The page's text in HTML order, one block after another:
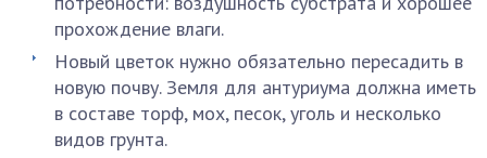
прохождение влаги.
Новый цветок нужно обязательно пересадить в
новую почву. Земля для антуриума должна иметь
в составе торф, мох, песок, уголь и несколько
видов грунта.